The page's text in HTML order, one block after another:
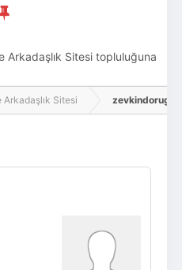
Sitesi topluluğuna
katılmak istersen kayıt
Sitesi zevkindorugu,